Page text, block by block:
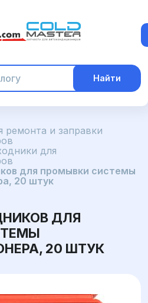
Найти
ремонта и заправки
для
для промывки системы
20 штук
ДЛЯ
20 ШТУК